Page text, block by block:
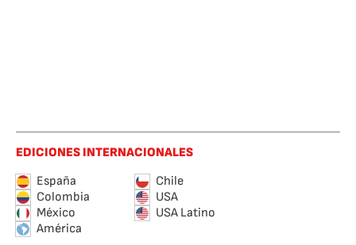
EDICIONES INTERNACIONALES
España
Chile
Colombia
USA
México
USA Latino
América